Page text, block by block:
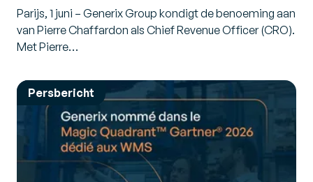
Parijs, 1 juni – Generix Group kondigt de benoeming aan
van Pierre Chaffardon als Chief Revenue Officer (CRO).
Met Pierre…
Persbericht